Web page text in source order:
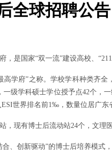
全球招聘公告
是国家“双一流”建设高校、
学府”之称。学校学科种类齐
一级学科硕士学位授予点42个
世界排名前1‰，数量位居广东
，现有博士后流动站24个，文
、创新驱动”的博士后培养模式